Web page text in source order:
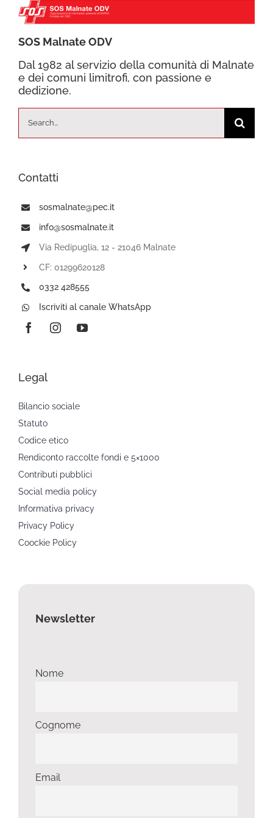
SOS Malnate ODV
Dal 1982 al servizio della comunità di Malnate
e dei comuni limitrofi, con passione e
dedizione.
per:
Contatti
sosmalnate@pec.it
info@sosmalnate.it
Via Redipuglia, 12 - 21046 Malnate
CF: 01299620128
0332 428555
Iscriviti al canale WhatsApp
Legal
Bilancio sociale
Statuto
Codice etico
Rendiconto raccolte fondi e 5×1000
Contributi pubblici
Social media policy
Informativa privacy
Privacy Policy
Coockie Policy
Newsletter
Nome
Cognome
Email